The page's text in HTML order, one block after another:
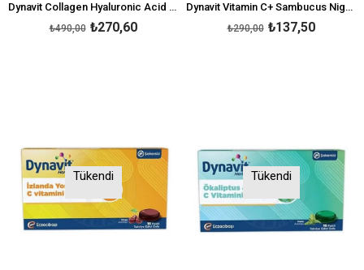
Dynavit Collagen Hyaluronic Acid 30 Tablet
₺270,60
₺490,00
Dynavit Vitamin C+ Sambucus Nigra 20 Efervesan Tablet
₺137,50
₺290,00
Tükendi Tükendi